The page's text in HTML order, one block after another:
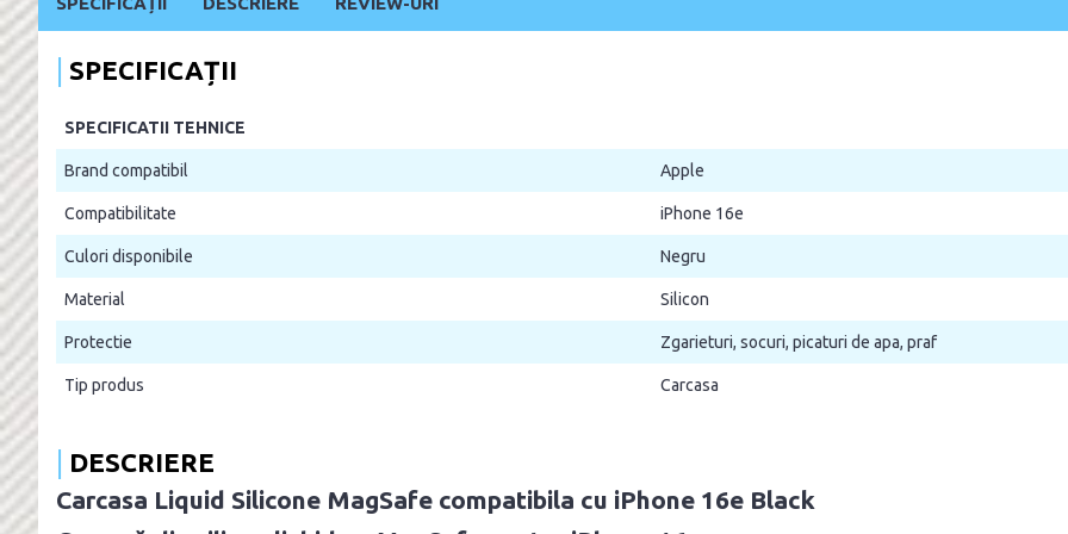
SPECIFICAȚII
SPECIFICATII TEHNICE
Brand compatibil Apple
Compatibilitate iPhone 16e
Culori disponibile Negru
Material Silicon
Protectie Zgarieturi, socuri, picaturi de apa, praf
Tip produs Carcasa
DESCRIERE
Carcasa Liquid Silicone MagSafe compatibila cu iPhone 16e Black